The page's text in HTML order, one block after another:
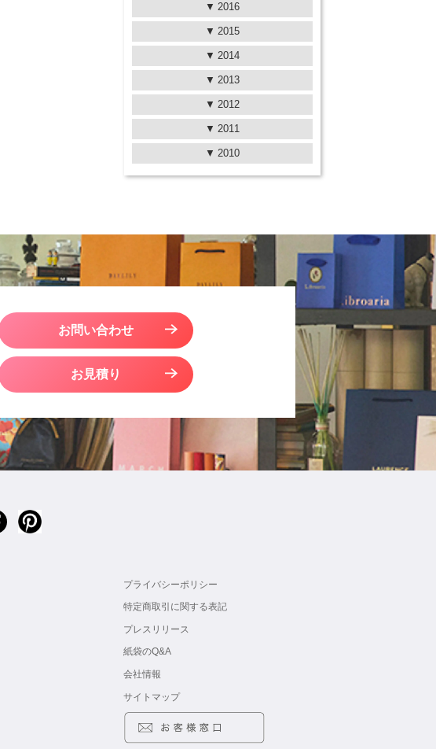
2016
2015
2014
2013
2012
2011
2010
お問い合わせ
お見積り
プライバシーポリシー
特定商取引に関する表記
プレスリリース
紙袋のQ&A
会社情報
サイトマップ